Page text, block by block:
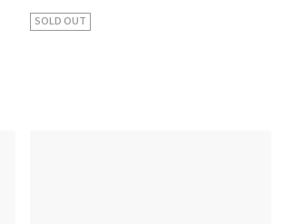
SOLD OUT